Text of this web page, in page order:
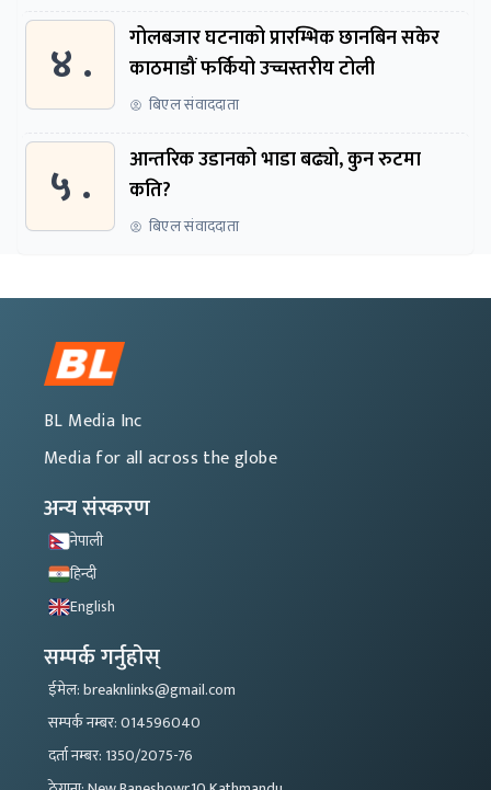
४ .
गोलबजार घटनाको प्रारम्भिक छानबिन सकेर
काठमाडौं फर्कियो उच्चस्तरीय टोली
बिएल संवाददाता
५ .
आन्तरिक उडानको भाडा बढ्यो, कुन रुटमा
कति?
बिएल संवाददाता
BL Media Inc
Media for all across the globe
अन्य संस्करण
नेपाली
हिन्दी
English
सम्पर्क गर्नुहोस्
ईमेल: breaknlinks@gmail.com
सम्पर्क नम्बर: 014596040
दर्ता नम्बर: 1350/2075-76